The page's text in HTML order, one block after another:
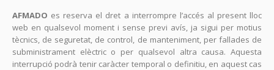
AFMADO es reserva el dret a interrompre l’accés al present lloc
web en qualsevol moment i sense previ avís, ja sigui per motius
tècnics, de seguretat, de control, de manteniment, per fallades de
subministrament elèctric o per qualsevol altra causa. Aquesta
interrupció podrà tenir caràcter temporal o definitiu, en aquest cas